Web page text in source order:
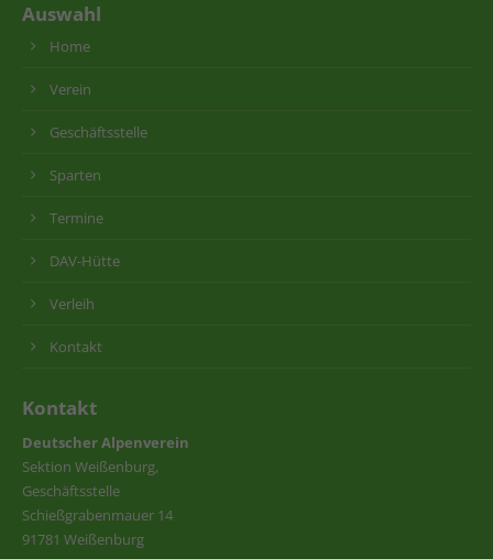
Auswahl
Home
Verein
Geschäftsstelle
Sparten
Termine
DAV-Hütte
Verleih
Kontakt
Kontakt
Deutscher Alpenverein
Sektion Weißenburg,
Geschäftsstelle
Schießgrabenmauer 14
91781 Weißenburg